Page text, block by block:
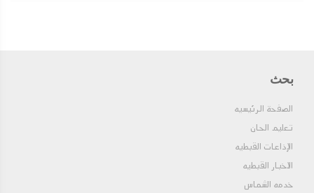
بحث
الصفحة الرئيسيه
تعليم الحان
الإذاعات القبطيه
الاخبار القبطيه
خدمه الشماس